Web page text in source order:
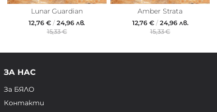
Lunar Guardian
12,76 € /24,96 лв.
15,33 €
Amber Strata
12,76 €/24,96 лв.
15,33 €
ЗА НАС
За БЯЛО
Контакти